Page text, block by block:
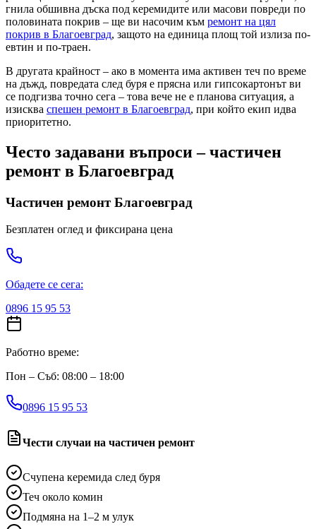
гнила обшивна дъска под керемидите или масови повреди по
половината покрив – ще ви насочим към ремонт на цял
покрив в Благоевград, защото на единица площ той излиза по-
евтин и по-траен.
В другата крайност – ако в момента има активен теч по време
на дъжд, повредата след буря е прясна или гипсокартонът ви
се подгизва точно сега – това вече не е плановa ситуация, а
изисква спешен ремонт в Благоевград, при който екип идва
приоритетно.
Често задавани въпроси – частичен
ремонт в Благоевград
Частичен ремонтБлагоевград
Безплатен оглед и фиксирана цена
Обадете се сега:
0896 15 95 53
Работно време:
Пон – Съб: 08:00 – 18:00
0896 15 95 53
Чести случаи на частичен ремонт
Счупена керемида след буря
Теч около комин
Подмяна на 1–2 м улук